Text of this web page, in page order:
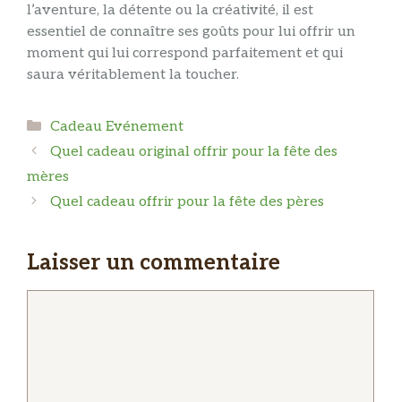
l’aventure, la détente ou la créativité, il est
essentiel de connaître ses goûts pour lui offrir un
moment qui lui correspond parfaitement et qui
saura véritablement la toucher.
Catégories
Cadeau Evénement
Quel cadeau original offrir pour la fête des
mères
Quel cadeau offrir pour la fête des pères
Laisser un commentaire